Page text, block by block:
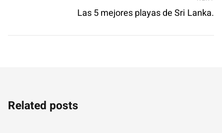
Las 5 mejores playas de Sri Lanka.
Related posts